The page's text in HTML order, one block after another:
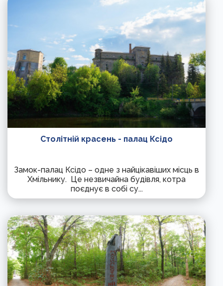
Столітній красень - палац Ксідо
Замок-палац Ксідо – одне з найцікавіших місць в
Хмільнику. Це незвичайна будівля, котра
поєднує в собі су...